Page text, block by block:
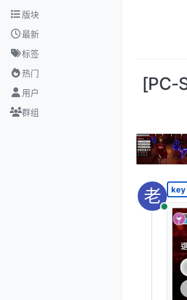
跳转至内容
版块
最新
标签
热门
用户
群组
[PC-
老
在线
key